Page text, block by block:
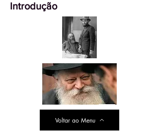
Introdução
Voltar ao Menu